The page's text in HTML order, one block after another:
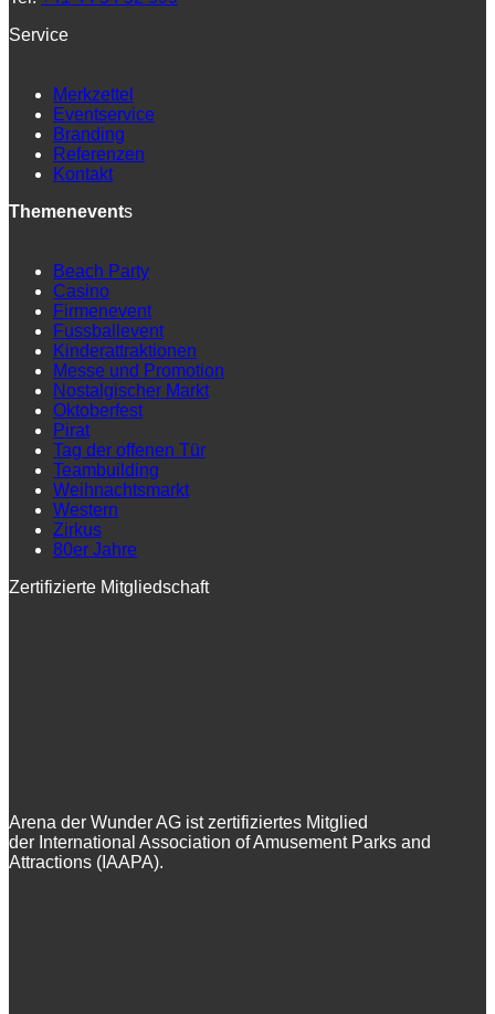
Service
Merkzettel
Eventservice
Branding
Referenzen
Kontakt
Themenevents
Beach Party
Casino
Firmenevent
Fussballevent
Kinderattraktionen
Messe und Promotion
Nostalgischer Markt
Oktoberfest
Pirat
Tag der offenen Tür
Teambuilding
Weihnachtsmarkt
Western
Zirkus
80er Jahre
Zertifizierte Mitgliedschaft
Arena der Wunder AG ist zertifiziertes Mitglied
der International Association of Amusement Parks and
Attractions (IAAPA).